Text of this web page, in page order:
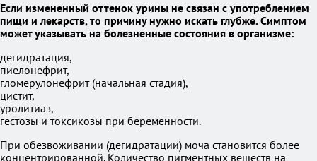
Если измененный оттенок урины не связан с употреблением
пищи и лекарств, то причину нужно искать глубже. Симптом
может указывать на болезненные состояния в организме:
дегидратация,
пиелонефрит,
гломерулонефрит (начальная стадия),
цистит,
уролитиаз,
гестозы и токсикозы при беременности.
При обезвоживании (дегидратации) моча становится более
концентрированной. Количество пигментных веществ на